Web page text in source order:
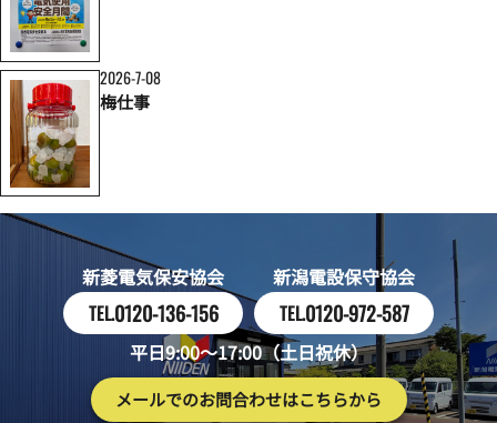
2026-7-08
梅仕事
新菱電気保安協会
TEL.0120-136-156
新潟電設保守協会
TEL.0120-972-587
平日9:00～17:00（土日祝休）
メールでのお問合わせはこちらから